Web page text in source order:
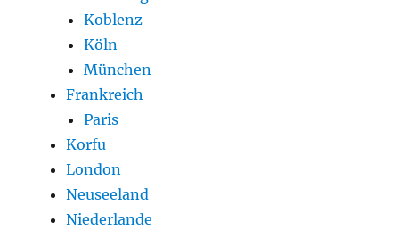
Koblenz
Köln
München
Frankreich
Paris
Korfu
London
Neuseeland
Niederlande